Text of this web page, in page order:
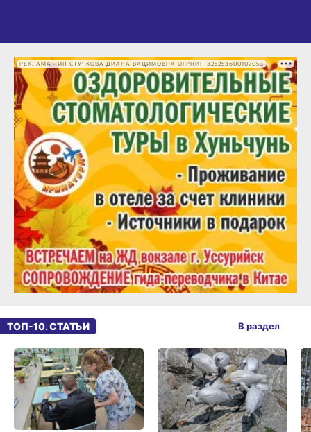
РЕКЛАМА • ИП СТУЧКОВА ДИАНА ВАДИМОВНА ОГРНИП 325253600107053
ТОП-10. СТАТЬИ В раздел